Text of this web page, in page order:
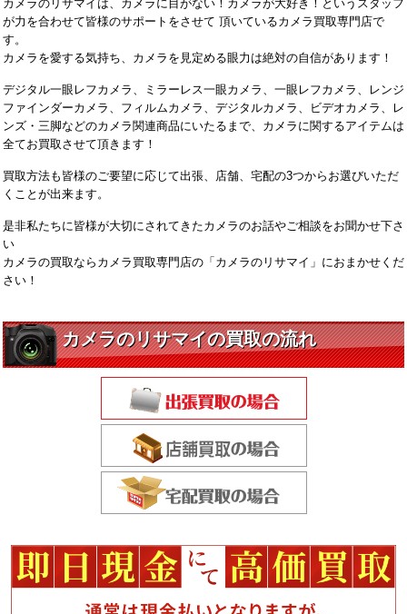
カメラのリサマイは、カメラに目がない！カメラが大好き！というスタッフ
が力を合わせて皆様のサポートをさせて 頂いているカメラ買取専門店で
す。
カメラを愛する気持ち、カメラを見定める眼力は絶対の自信があります！
デジタル一眼レフカメラ、ミラーレス一眼カメラ、一眼レフカメラ、レンジ
ファインダーカメラ、フィルムカメラ、デジタルカメラ、ビデオカメラ、レ
ンズ・三脚などのカメラ関連商品にいたるまで、カメラに関するアイテムは
全てお買取させて頂きます！
買取方法も皆様のご要望に応じて出張、店舗、宅配の3つからお選びいただ
くことが出来ます。
是非私たちに皆様が大切にされてきたカメラのお話やご相談をお聞かせ下さ
い
カメラの買取ならカメラ買取専門店の「カメラのリサマイ」におまかせくだ
さい！